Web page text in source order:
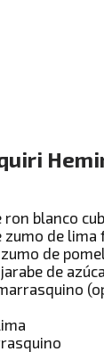
blanco
de lima
de
de